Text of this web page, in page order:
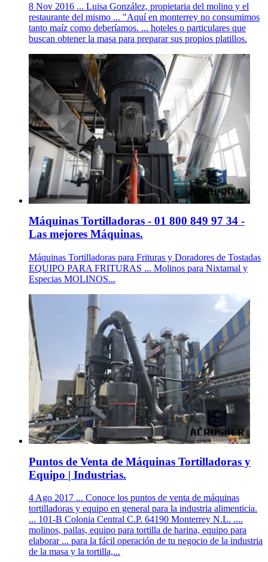
8 Nov 2016 ... Luisa González, propietaria del molino y el
restaurante del mismo ... "Aquí en monterrey no consumimos
tanto maíz como deberíamos. ... hoteles o particulares que
buscan obtener la masa para preparar sus propios platillos.
Máquinas Tortilladoras - 01 800 849 97 34 -
Las mejores Máquinas.
Máquinas Tortilladoras para Frituras y Doradores de Tostadas
EQUIPO PARA FRITURAS ... Molinos para Nixtamal y
Especias MOLINOS...
Puntos de Venta de Máquinas Tortilladoras y
Equipo | Industrias.
4 Ago 2017 ... Conoce los puntos de venta de máquinas
tortilladoras y equipo en general para la industria alimenticia.
... 101-B Colonia Central C.P. 64190 Monterrey N.L. ....
molinos, pailas, equipo para tortilla de harina, equipo para
elaborar ... para la fácil operación de tu negocio de la industria
de la masa y la tortilla,...